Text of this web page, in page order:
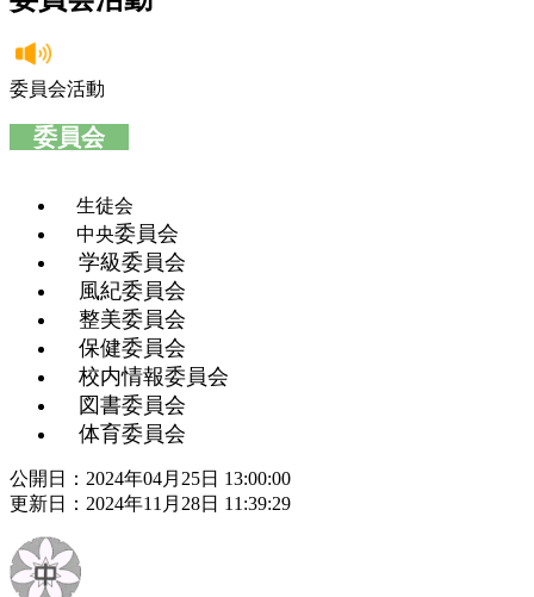
委員会活動
委員会
生徒会
中央委員会
学級委員会
風紀委員会
整美委員会
保健委員会
校内情報委員会
図書委員会
体育委員会
公開日：2024年04月25日 13:00:00
更新日：2024年11月28日 11:39:29